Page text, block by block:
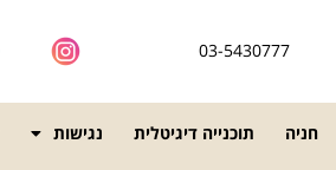
03-5430777
חניה תוכנייה דיגיטלית נגישות